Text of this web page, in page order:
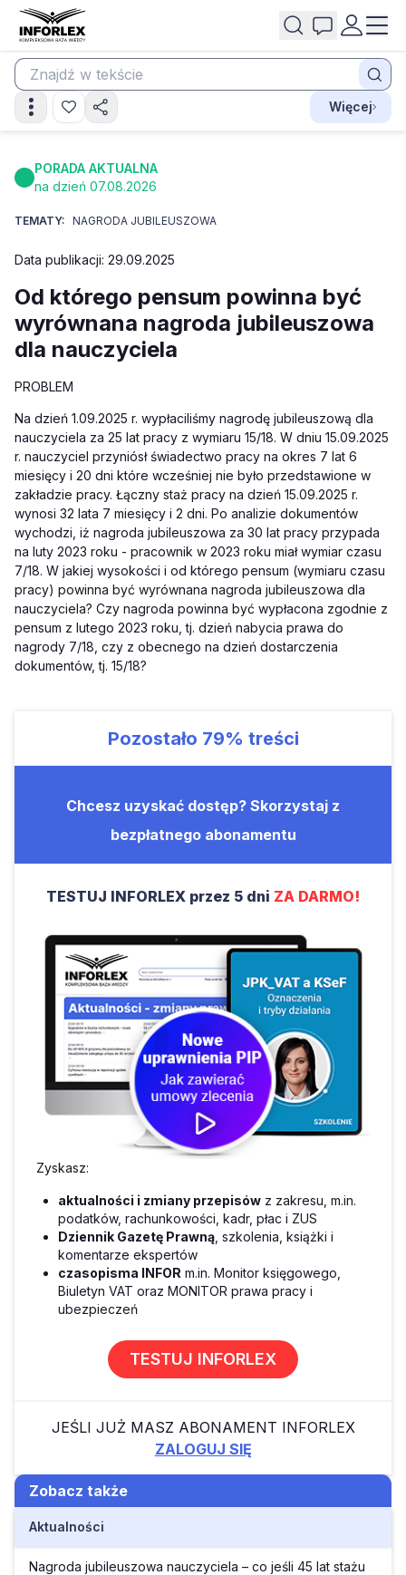
Więcej
PORADA AKTUALNA
na dzień 07.08.2026
TEMATY: NAGRODA JUBILEUSZOWA
Data publikacji: 29.09.2025
Od którego pensum powinna być
wyrównana nagroda jubileuszowa
dla nauczyciela
PROBLEM
Na dzień 1.09.2025 r. wypłaciliśmy nagrodę jubileuszową dla
nauczyciela za 25 lat pracy z wymiaru 15/18. W dniu 15.09.2025
r. nauczyciel przyniósł świadectwo pracy na okres 7 lat 6
miesięcy i 20 dni które wcześniej nie było przedstawione w
zakładzie pracy. Łączny staż pracy na dzień 15.09.2025 r.
wynosi 32 lata 7 miesięcy i 2 dni. Po analizie dokumentów
wychodzi, iż nagroda jubileuszowa za 30 lat pracy przypada
na luty 2023 roku - pracownik w 2023 roku miał wymiar czasu
7/18. W jakiej wysokości i od którego pensum (wymiaru czasu
pracy) powinna być wyrównana nagroda jubileuszowa dla
nauczyciela? Czy nagroda powinna być wypłacona zgodnie z
pensum z lutego 2023 roku, tj. dzień nabycia prawa do
nagrody 7/18, czy z obecnego na dzień dostarczenia
dokumentów, tj. 15/18?
Pozostało 79% treści
Chcesz uzyskać dostęp? Skorzystaj z
bezpłatnego abonamentu
TESTUJ INFORLEX przez 5 dni ZA DARMO!
Zyskasz:
aktualności i zmiany przepisów z zakresu, m.in.
podatków, rachunkowości, kadr, płac i ZUS
Dziennik Gazetę Prawną , szkolenia, książki i
komentarze ekspertów
czasopisma INFOR m.in. Monitor księgowego,
Biuletyn VAT oraz MONITOR prawa pracy i
ubezpieczeń
TESTUJ INFORLEX
JEŚLI JUŻ MASZ ABONAMENT INFORLEX
ZALOGUJ SIĘ
Zobacz także
Aktualności
Nagroda jubileuszowa nauczyciela – co jeśli 45 lat stażu